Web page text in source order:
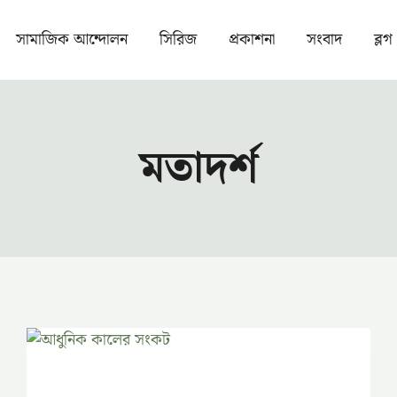
সামাজিক আন্দোলন সিরিজ প্রকাশনা সংবাদ ব্লগ
মতাদর্শ